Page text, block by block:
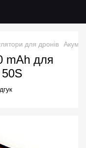
для дронів
mAh для